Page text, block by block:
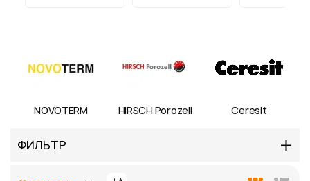
NOVOTERM HIRSCH Porozell Ceresit
ФИЛЬТР